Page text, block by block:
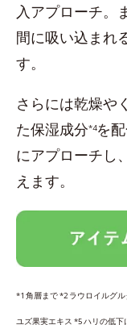
入アプローチ。
間に吸い込まれ
す。
さらには乾燥や
た保湿成分*4を
にアプローチし
えます。
*1 角層まで *2 ラウロイルグ
ユズ果実エキス *5 ハリの低